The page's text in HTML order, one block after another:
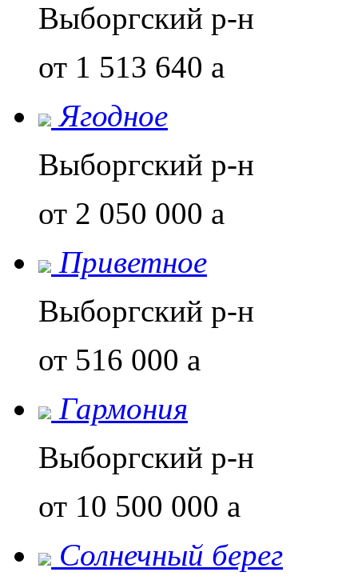
Выборгский р-н
от 1 513 640 a
Ягодное
Выборгский р-н
от 2 050 000 a
Приветное
Выборгский р-н
от 516 000 a
Гармония
Выборгский р-н
от 10 500 000 a
Солнечный берег